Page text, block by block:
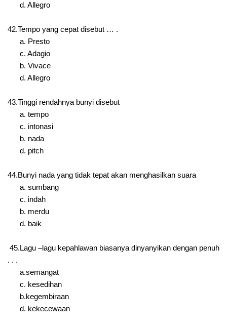
d. Allegro
42.Tempo yang cepat disebut … .
a. Presto
c. Adagio
b. Vivace
d. Allegro
43.Tinggi rendahnya bunyi disebut
a. tempo
c. intonasi
b. nada
d. pitch
44.Bunyi nada yang tidak tepat akan menghasilkan suara
a. sumbang
c. indah
b. merdu
d. baik
45.Lagu –lagu kepahlawan biasanya dinyanyikan dengan penuh
. . .
a.semangat
c. kesedihan
b.kegembiraan
d. kekecewaan